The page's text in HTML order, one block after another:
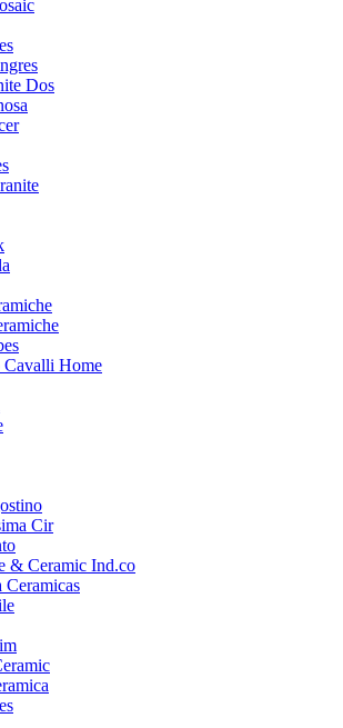
Dos
Cavalli Home
Cir
& Ceramic Ind.co
Ceramicas